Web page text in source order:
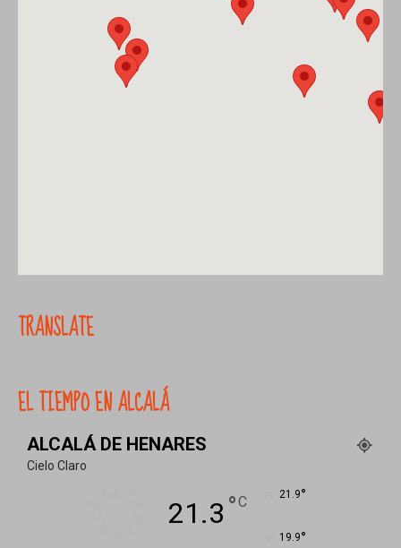
TRANSLATE
EL TIEMPO EN ALCALÁ
ALCALÁ DE HENARES
Cielo Claro
21.3 °C 21.9°
19.9°